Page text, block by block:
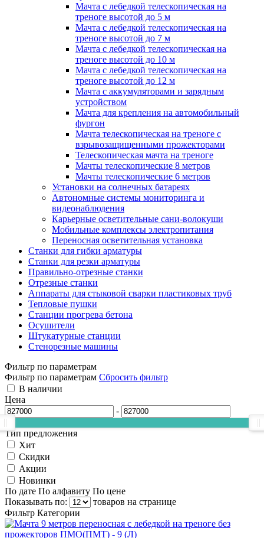
Мачта с лебедкой телескопическая на
треноге высотой до 5 м
Мачта с лебедкой телескопическая на
треноге высотой до 7 м
Мачта с лебедкой телескопическая на
треноге высотой до 10 м
Мачта с лебедкой телескопическая на
треноге высотой до 12 м
Мачта с аккумуляторами и зарядным
устройством
Мачта для крепления на автомобильный
фургон
Мачта телескопическая на треноге с
взрывозащищенными прожекторами
Телескопическая мачта на треноге
Мачты телескопические 8 метров
Мачты телескопические 6 метров
Установки на солнечных батареях
Автономные системы мониторинга и
видеонаблюдения
Карьерные осветительные сани-волокуши
Мобильные комплексы электропитания
Переносная осветительная установка
Станки для гибки арматуры
Станки для резки арматуры
Правильно-отрезные станки
Отрезные станки
Аппараты для стыковой сварки пластиковых труб
Тепловые пушки
Станции прогрева бетона
Осушители
Штукатурные станции
Стенорезные машины
Фильтр по параметрам
Фильтр по параметрам Сбросить фильтр
В наличии
Цена
-
Тип предложения
Хит
Скидки
Акции
Новинки
По дате По алфавиту По цене
Показывать по:
товаров на странице
Фильтр Категории